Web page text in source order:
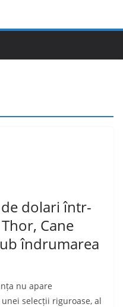
dolari într-
Cane
îndrumarea
nu apare
selecții riguroase, al